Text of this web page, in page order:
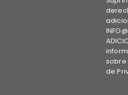
sobre
de